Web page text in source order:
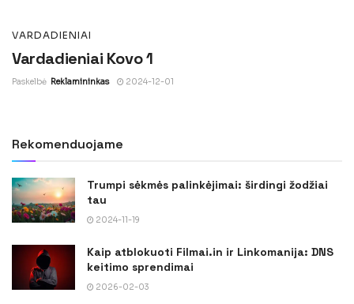
VARDADIENIAI
Vardadieniai Kovo 1
Paskelbė Reklamininkas 2024-12-01
Rekomenduojame
Trumpi sėkmės palinkėjimai: širdingi žodžiai
tau
2024-11-19
Kaip atblokuoti Filmai.in ir Linkomanija: DNS
keitimo sprendimai
2026-02-03